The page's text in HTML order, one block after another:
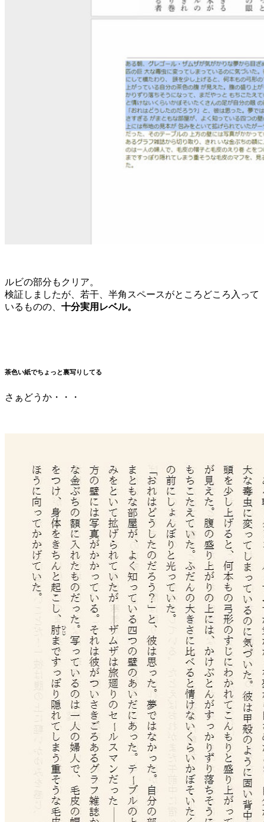
ルビの部分もクリア。
検証しましたが、若干、半角スペースがところどころ入って
いるものの、 十分実用レベル。
茶色い紙でちょっと裏写りしてる
さぁどうか・・・